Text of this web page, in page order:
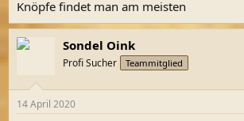
Knöpfe findet man am meisten
Sondel Oink
Profi Sucher Teammitglied
14 April 2020